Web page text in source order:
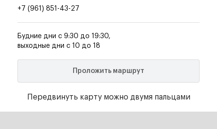
+7 (961) 851-43-27
Будние дни с 9:30 до 19:30,
выходные дни с 10 до 18
Проложить маршрут
Передвинуть карту можно двумя пальцами